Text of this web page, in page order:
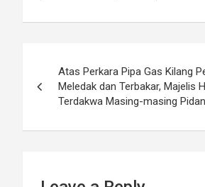
navigation
Atas Perkara Pipa Gas Kilang
Meledak dan Terbakar, Majelis
Terdakwa Masing-masing